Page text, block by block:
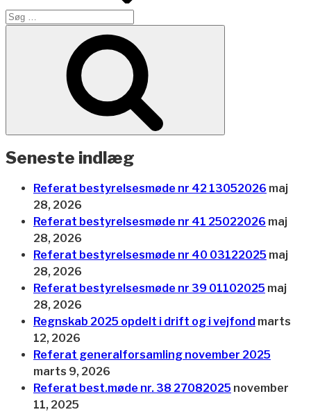
Søg
Seneste indlæg
Referat bestyrelsesmøde nr 42 13052026 maj
28, 2026
Referat bestyrelsesmøde nr 41 25022026 maj
28, 2026
Referat bestyrelsesmøde nr 40 03122025 maj
28, 2026
Referat bestyrelsesmøde nr 39 01102025 maj
28, 2026
Regnskab 2025 opdelt i drift og i vejfond marts
12, 2026
Referat generalforsamling november 2025
marts 9, 2026
Referat best.møde nr. 38 27082025 november
11, 2025